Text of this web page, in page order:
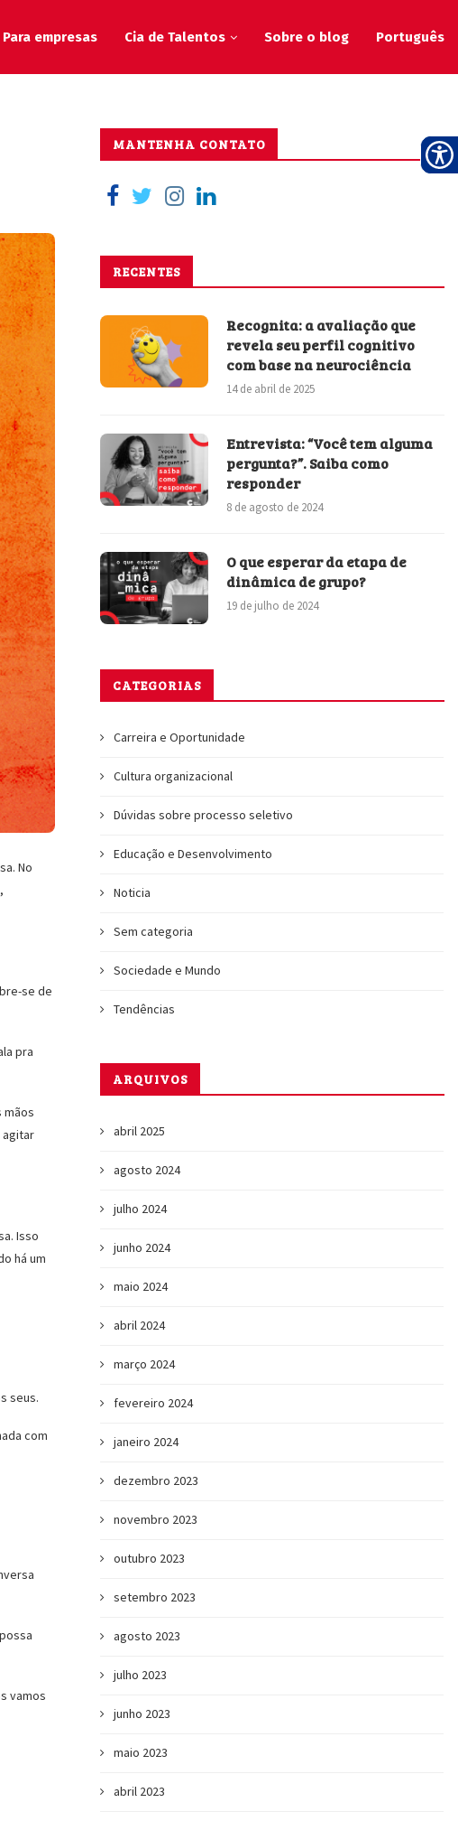
Para empresas Cia de Talentos Sobre o blog Português
No
se de
pra
mãos
agitar
Isso
há um
seus.
com
vamos
MANTENHA CONTATO
RECENTES
Recognita: a avaliação que
revela seu perfil cognitivo
com base na neurociência
14 de abril de 2025
Entrevista: “Você tem alguma
pergunta?”. Saiba como
responder
8 de agosto de 2024
O que esperar da etapa de
dinâmica de grupo?
19 de julho de 2024
CATEGORIAS
Carreira e Oportunidade
Cultura organizacional
Dúvidas sobre processo seletivo
Educação e Desenvolvimento
Noticia
Sem categoria
Sociedade e Mundo
Tendências
ARQUIVOS
abril 2025
agosto 2024
julho 2024
junho 2024
maio 2024
abril 2024
março 2024
fevereiro 2024
janeiro 2024
dezembro 2023
novembro 2023
outubro 2023
setembro 2023
agosto 2023
julho 2023
junho 2023
maio 2023
abril 2023